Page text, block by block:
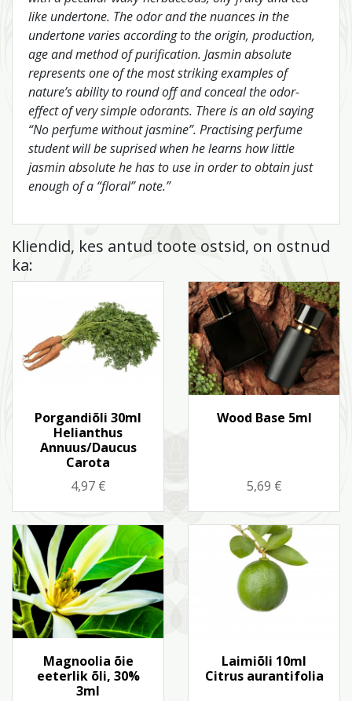
like undertone. The odor and the nuances in the
undertone varies according to the origin, production,
age and method of purification. Jasmin absolute
represents one of the most striking examples of
nature’s ability to round off and conceal the odor-
effect of very simple odorants. There is an old saying
“No perfume without jasmine”. Practising perfume
student will be suprised when he learns how little
jasmin absolute he has to use in order to obtain just
enough of a “floral” note.”
Kliendid, kes antud toote ostsid, on ostnud
ka:
Kiirvaade
Porgandiõli 30ml
Helianthus
Annuus/Daucus
Carota
Hind
4,97 €
Kiirvaade
Wood Base 5ml
Hind
5,69 €
Kiirvaade
Magnoolia õie
eeterlik õli, 30%
3ml
 Kiirvaade
Laimiõli 10ml
Citrus aurantifolia